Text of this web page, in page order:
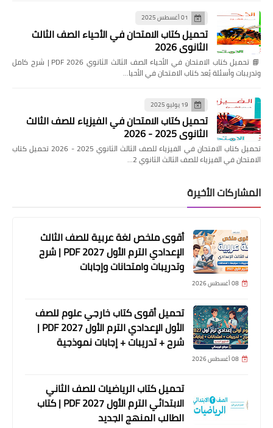
01 أغسطس 2025
تحميل كتاب الامتحان في الأحياء الصف الثالث
الثانوي 2026
📘 تحميل كتاب الامتحان في الأحياء الصف الثالث الثانوي 2026 PDF | شرح كامل
وتدريبات وأسئلة يُعد كتاب الامتحان في الأحيا…
19 يوليو 2025
تحميل كتاب الامتحان في الفيزياء للصف الثالث
الثانوي 2025 - 2026
تحميل كتاب الامتحان في الفيزياء للصف الثالث الثانوي 2025 - 2026 تحميل كتاب
الامتحان في الفيزياء للصف الثالث الثانوي 2…
المشاركات الأخيرة
أقوى ملخص لغة عربية للصف الثالث
الإعدادي الترم الأول 2027 PDF | شرح
وتدريبات وامتحانات وإجابات
08 أغسطس 2026
تحميل أقوى كتاب خارجي علوم للصف
الأول الإعدادي الترم الأول 2027 PDF |
شرح + تدريبات + إجابات نموذجية
08 أغسطس 2026
تحميل كتاب الرياضيات للصف الثاني
الابتدائي الترم الأول 2027 PDF | كتاب
الطالب المنهج الجديد